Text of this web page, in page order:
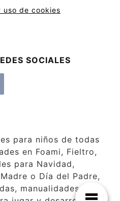
de cookies
SOCIALES
para niños de todas
en Foami, Fieltro,
para Navidad,
o Día del Padre,
manualidades